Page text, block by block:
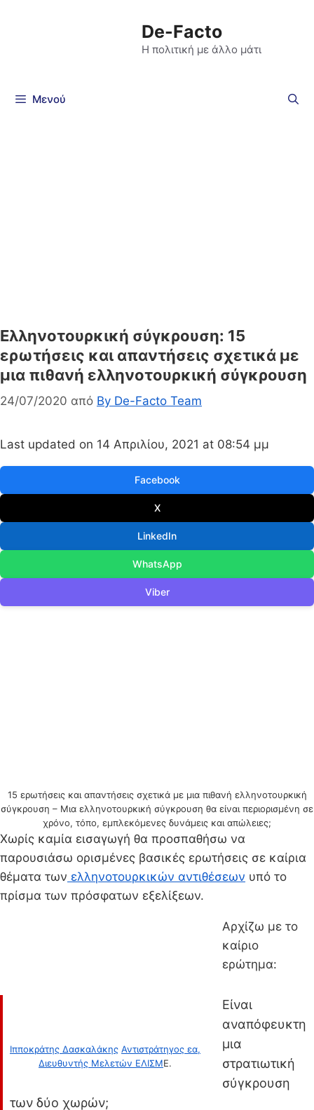
De-Facto
Η πολιτική με άλλο μάτι
Μενού
Eλληνοτουρκική σύγκρουση: 15
ερωτήσεις και απαντήσεις σχετικά με
μια πιθανή ελληνοτουρκική σύγκρουση
24/07/2020 από By De-Facto Team
Last updated on 14 Απριλίου, 2021 at 08:54 μμ
Facebook
X
LinkedIn
WhatsApp
Viber
15 ερωτήσεις και απαντήσεις σχετικά με μια πιθανή ελληνοτουρκική
σύγκρουση – Μια ελληνοτουρκική σύγκρουση θα είναι περιορισμένη σε
χρόνο, τόπο, εμπλεκόμενες δυνάμεις και απώλειες;
Χωρίς καμία εισαγωγή θα προσπαθήσω να
παρουσιάσω ορισμένες βασικές ερωτήσεις σε καίρια
θέματα των ελληνοτουρκικών αντιθέσεων υπό το
πρίσμα των πρόσφατων εξελίξεων.
Ιπποκράτης Δασκαλάκης Αντιστράτηγος εα,
Διευθυντής Μελετών ΕΛΙΣΜΕ.
Αρχίζω με το
καίριο
ερώτημα:
Είναι
αναπόφευκτη
μια
στρατιωτική
σύγκρουση
των δύο χωρών;